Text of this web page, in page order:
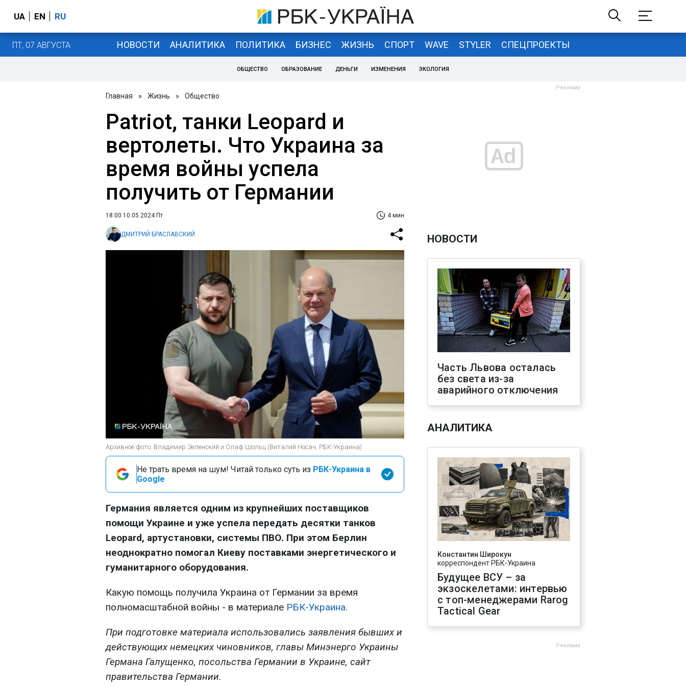
UA EN RU
ПТ, 07 АВГУСТА НОВОСТИ АНАЛИТИКА ПОЛИТИКА БИЗНЕС ЖИЗНЬ СПОРТ WAVE STYLER СПЕЦПРОЕКТЫ
ОБЩЕСТВО ОБРАЗОВАНИЕ ДЕНЬГИ ИЗМЕНЕНИЯ ЭКОЛОГИЯ
Главная » Жизнь » Общество
Patriot, танки Leopard и
вертолеты. Что Украина за
время войны успела
получить от Германии
18:00 10.05.2024 Пт 4 мин
ДМИТРИЙ БРАСЛАВСКИЙ
Архивное фото: Владимир Зеленский и Олаф Шольц (Виталий Носач, РБК-Украина)
Не трать время на шум! Читай только суть из РБК-Украина в
Google
Германия является одним из крупнейших поставщиков
помощи Украине и уже успела передать десятки танков
Leopard, артустановки, системы ПВО. При этом Берлин
неоднократно помогал Киеву поставками энергетического и
гуманитарного оборудования.
Какую помощь получила Украина от Германии за время
полномасштабной войны - в материале РБК-Украина.
При подготовке материала использовались заявления бывших и
действующих немецких чиновников, главы Минэнерго Украины
Германа Галущенко, посольства Германии в Украине, сайт
правительства Германии.
НОВОСТИ
Часть Львова осталась
без света из-за
аварийного отключения
АНАЛИТИКА
Константин Широкун
корреспондент РБК-Украина
Будущее ВСУ – за
экзоскелетами: интервью
с топ-менеджерами Rarog
Tactical Gear